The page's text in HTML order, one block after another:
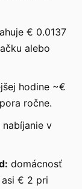
€ 0.0137
alebo
hodine ~€
ročne.
nabíjanie v
domácnosť
€ 2 pri